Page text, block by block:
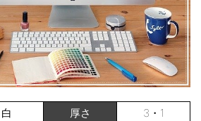
白 厚さ
3・1